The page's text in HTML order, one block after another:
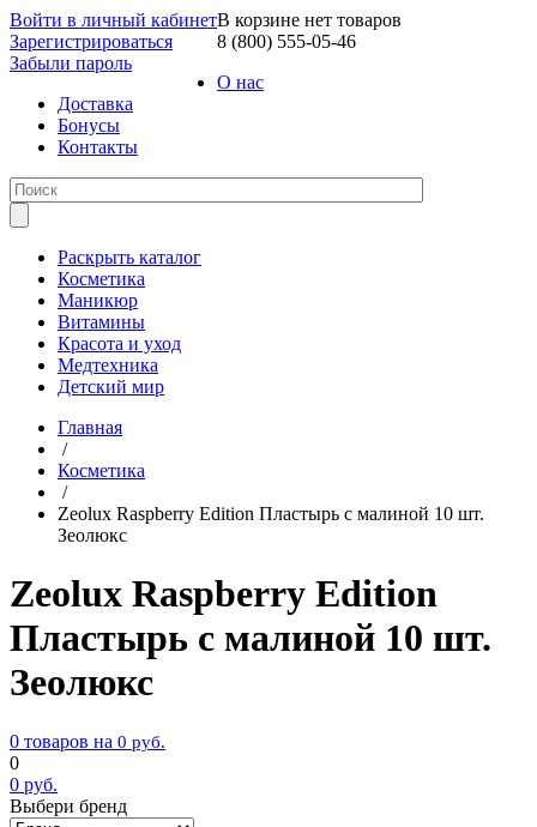
Войти в личный кабинет
Зарегистрироваться
Забыли пароль
В корзине нет товаров
8 (800) 555-05-46
О нас
Доставка
Бонусы
Контакты
Раскрыть каталог
Косметика
Маникюр
Витамины
Красота и уход
Медтехника
Детский мир
Главная
/
Косметика
/
Zeolux Raspberry Edition Пластырь с малиной 10 шт.
Зеолюкс
Zeolux Raspberry Edition
Пластырь с малиной 10 шт.
Зеолюкс
0 товаров на 0 руб.
0
0 руб.
Выбери бренд